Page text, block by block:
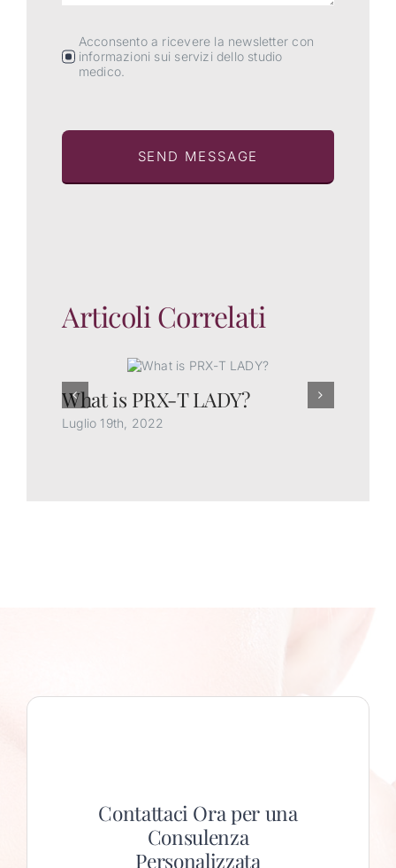
Acconsento a ricevere la newsletter con
informazioni sui servizi dello studio
medico.
SEND MESSAGE
Articoli Correlati
What is PRX-T LADY?
Luglio 19th, 2022
Contattaci Ora per una
Consulenza
Personalizzata